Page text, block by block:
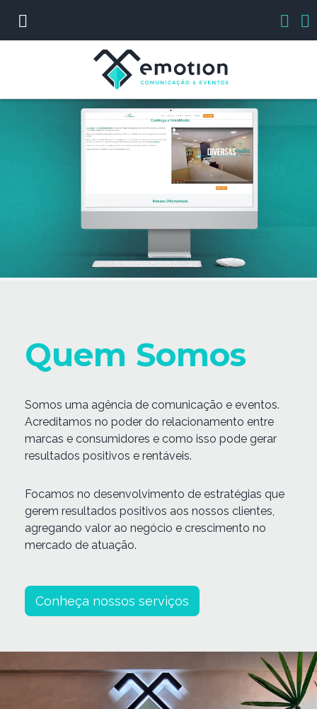
Quem Somos
Somos uma agência de comunicação e eventos.
Acreditamos no poder do relacionamento entre
marcas e consumidores e como isso pode gerar
resultados positivos e rentáveis.
Focamos no desenvolvimento de estratégias que
gerem resultados positivos aos nossos clientes,
agregando valor ao negócio e crescimento no
mercado de atuação.
Conheça nossos serviços